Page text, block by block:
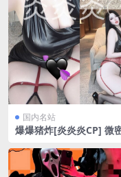
国内名站
爆爆猪炸[炎炎炎CP] 微
04MB]